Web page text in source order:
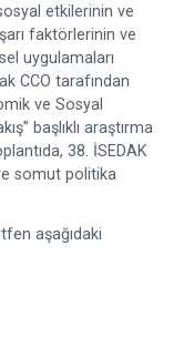
etkilerinin ve
faktörlerinin ve
uygulamaları
CCO tarafından
ve Sosyal
başlıklı araştırma
38. İSEDAK
somut politika
aşağıdaki